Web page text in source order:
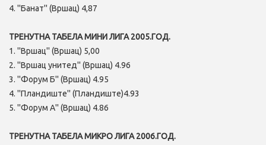
4. ''Банат'' (Вршац) 4,87
ТРЕНУТНА ТАБЕЛА МИНИ ЛИГА 2005.ГОД.
1. ''Вршац'' (Вршац) 5,00
2. ''Вршац унитед'' (Вршац) 4.96
3. ''Форум Б'' (Вршац) 4.95
4. ''Пландиште'' (Пландиште)4.93
5. ''Форум А'' (Вршац) 4.86
ТРЕНУТНА ТАБЕЛА МИКРО ЛИГА 2006.ГОД.